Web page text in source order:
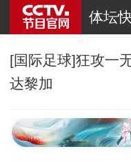
体坛
[国际足球]狂攻一
达黎加